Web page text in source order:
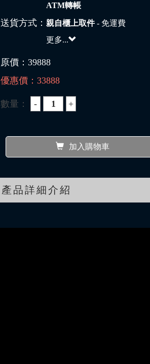
ATM轉帳
送貨方式：親自櫃上取件- 免運費
更多...
原價：39888
優惠價：33888
數量：
加入購物車
產品詳細介紹